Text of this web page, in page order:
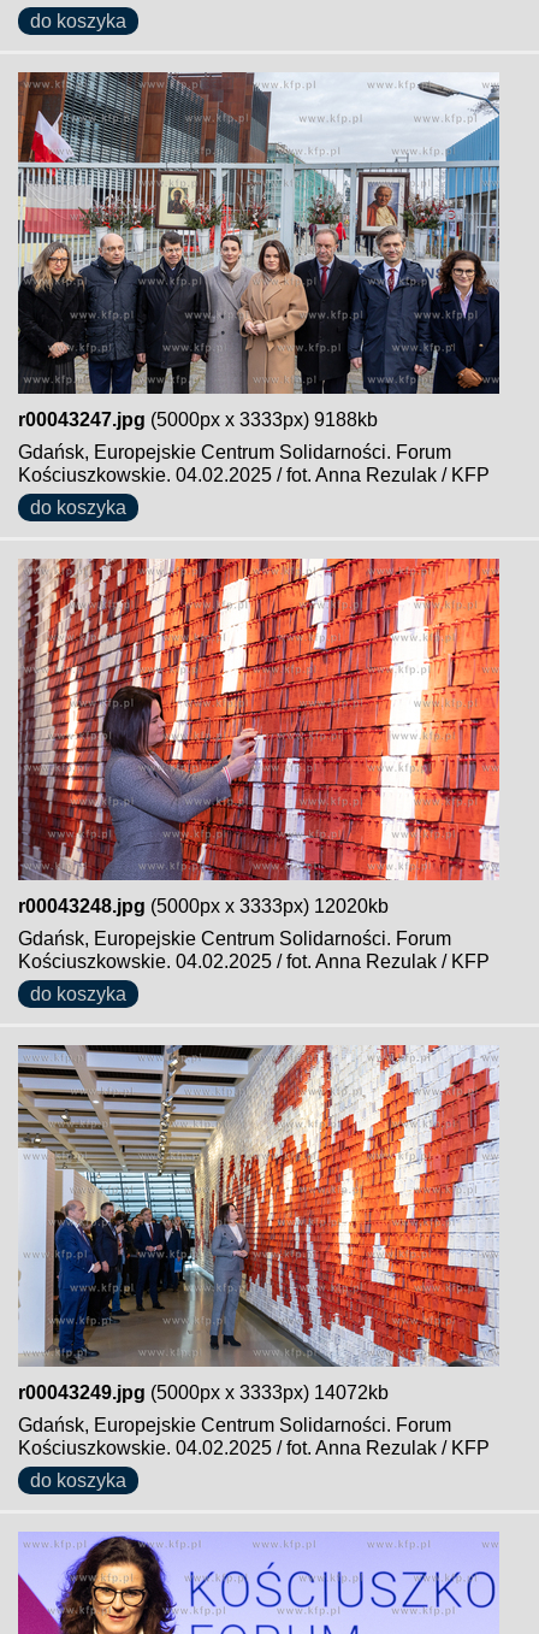
do koszyka
r00043247.jpg (5000px x 3333px) 9188kb
Gdańsk, Europejskie Centrum Solidarności. Forum
Kościuszkowskie. 04.02.2025 / fot. Anna Rezulak / KFP
do koszyka
r00043248.jpg (5000px x 3333px) 12020kb
Gdańsk, Europejskie Centrum Solidarności. Forum
Kościuszkowskie. 04.02.2025 / fot. Anna Rezulak / KFP
do koszyka
r00043249.jpg (5000px x 3333px) 14072kb
Gdańsk, Europejskie Centrum Solidarności. Forum
Kościuszkowskie. 04.02.2025 / fot. Anna Rezulak / KFP
do koszyka